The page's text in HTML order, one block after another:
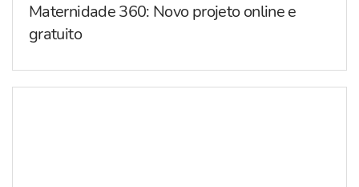
Maternidade 360: Novo projeto online e
gratuito